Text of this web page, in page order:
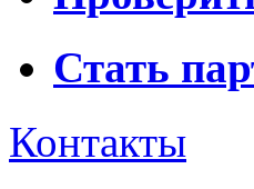
Стать
Контакты